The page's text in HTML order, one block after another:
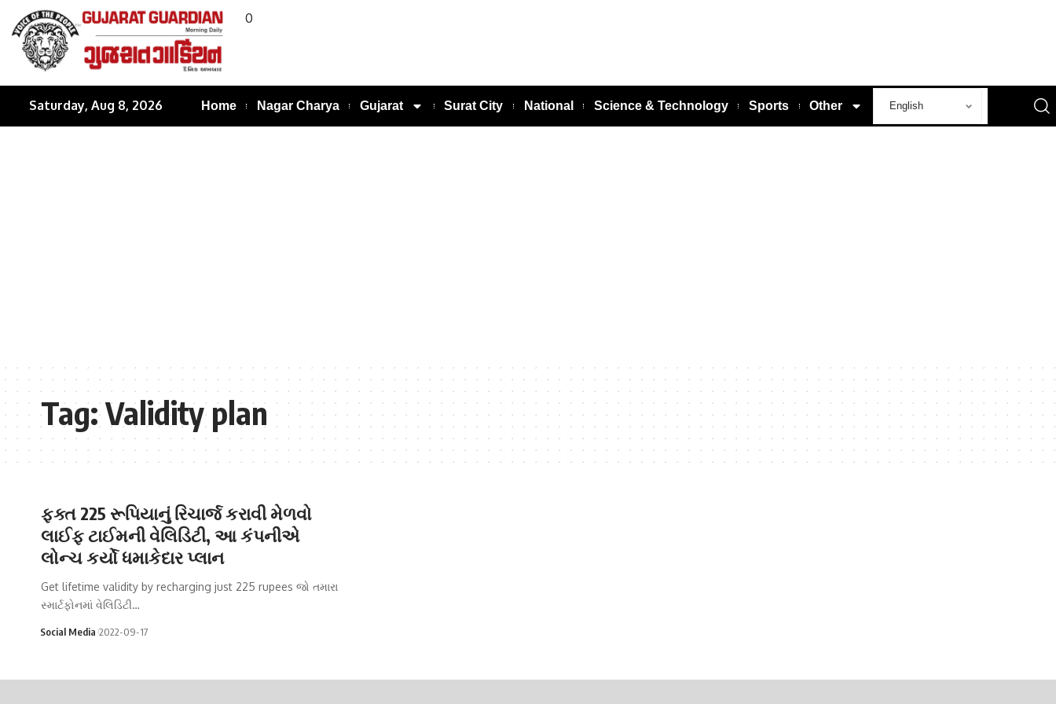
0
Saturday, Aug 8, 2026 Home Nagar Charya Gujarat Surat City National Science & Technology Sports Other
Tag:Validity plan
ફક્ત 225 રૂપિયાનું રિચાર્જ કરાવી મેળવો
લાઈફ ટાઈમની વેલિડિટી, આ કંપનીએ
લોન્ચ કર્યો ધમાકેદાર પ્લાન
Get lifetime validity by recharging just 225 rupees જો તમારા
સ્માર્ટફોનમાં વેલિડિટી…
Social Media 2022-09-17